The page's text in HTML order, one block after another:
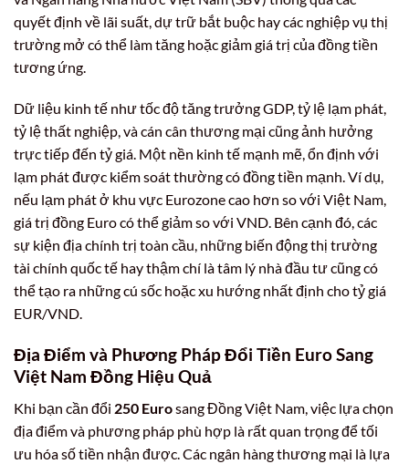
quyết định về lãi suất, dự trữ bắt buộc hay các nghiệp vụ thị
trường mở có thể làm tăng hoặc giảm giá trị của đồng tiền
tương ứng.
Dữ liệu kinh tế như tốc độ tăng trưởng GDP, tỷ lệ lạm phát,
tỷ lệ thất nghiệp, và cán cân thương mại cũng ảnh hưởng
trực tiếp đến tỷ giá. Một nền kinh tế mạnh mẽ, ổn định với
lạm phát được kiểm soát thường có đồng tiền mạnh. Ví dụ,
nếu lạm phát ở khu vực Eurozone cao hơn so với Việt Nam,
giá trị đồng Euro có thể giảm so với VND. Bên cạnh đó, các
sự kiện địa chính trị toàn cầu, những biến động thị trường
tài chính quốc tế hay thậm chí là tâm lý nhà đầu tư cũng có
thể tạo ra những cú sốc hoặc xu hướng nhất định cho tỷ giá
EUR/VND.
Địa Điểm và Phương Pháp Đổi Tiền Euro Sang
Việt Nam Đồng Hiệu Quả
Khi bạn cần đổi 250 Eurosang Đồng Việt Nam, việc lựa chọn
địa điểm và phương pháp phù hợp là rất quan trọng để tối
ưu hóa số tiền nhận được. Các ngân hàng thương mại là lựa